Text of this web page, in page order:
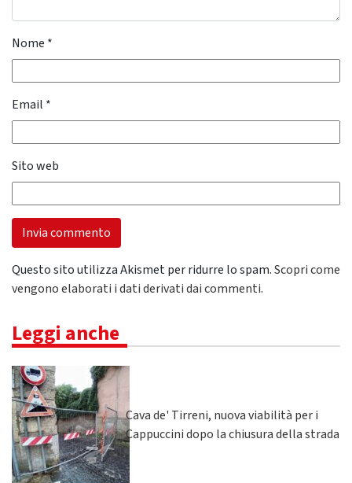
Nome *
Email *
Sito web
Questo sito utilizza Akismet per ridurre lo spam.Scopri come
vengono elaborati i dati derivati dai commenti.
Leggi anche
Cava de' Tirreni, nuova viabilità per i
Cappuccini dopo la chiusura della strada